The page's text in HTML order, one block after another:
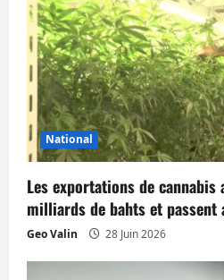
o
n
d
’
a
r
t
National
Les exportations de
milliards de bahts et passent
Geo Valin 28 Juin 2026